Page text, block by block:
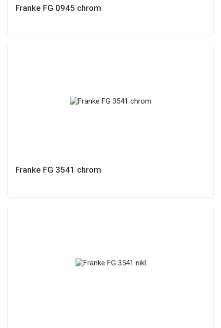
Franke FG 0945 chrom
Franke FG 3541 chrom